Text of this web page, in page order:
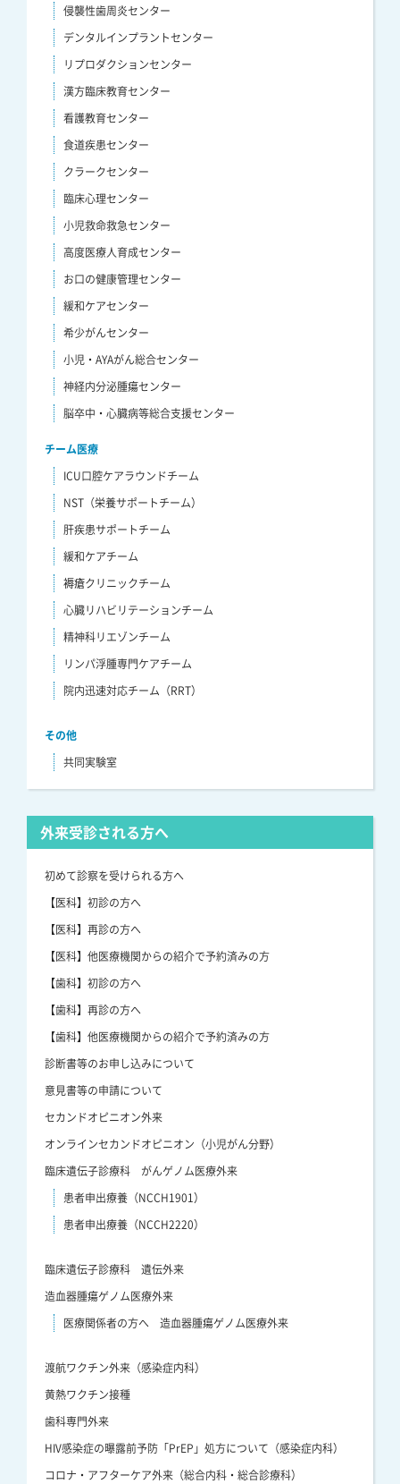
侵襲性歯周炎センター
デンタルインプラントセンター
リプロダクションセンター
漢方臨床教育センター
看護教育センター
食道疾患センター
クラークセンター
臨床心理センター
小児救命救急センター
高度医療人育成センター
お口の健康管理センター
緩和ケアセンター
希少がんセンター
小児・AYAがん総合センター
神経内分泌腫瘍センター
脳卒中・心臓病等総合支援センター
チーム医療
ICU口腔ケアラウンドチーム
NST（栄養サポートチーム）
肝疾患サポートチーム
緩和ケアチーム
褥瘡クリニックチーム
心臓リハビリテーションチーム
精神科リエゾンチーム
リンパ浮腫専門ケアチーム
院内迅速対応チーム（RRT）
その他
共同実験室
外来受診される方へ
初めて診察を受けられる方へ
【医科】初診の方へ
【医科】再診の方へ
【医科】他医療機関からの紹介で予約済みの方
【歯科】初診の方へ
【歯科】再診の方へ
【歯科】他医療機関からの紹介で予約済みの方
診断書等のお申し込みについて
意見書等の申請について
セカンドオピニオン外来
オンラインセカンドオピニオン（小児がん分野）
臨床遺伝子診療科 がんゲノム医療外来
患者申出療養（NCCH1901）
患者申出療養（NCCH2220）
臨床遺伝子診療科 遺伝外来
造血器腫瘍ゲノム医療外来
医療関係者の方へ 造血器腫瘍ゲノム医療外来
渡航ワクチン外来（感染症内科）
黄熱ワクチン接種
歯科専門外来
HIV感染症の曝露前予防「PrEP」処方について（感染症内科）
コロナ・アフターケア外来（総合内科・総合診療科）